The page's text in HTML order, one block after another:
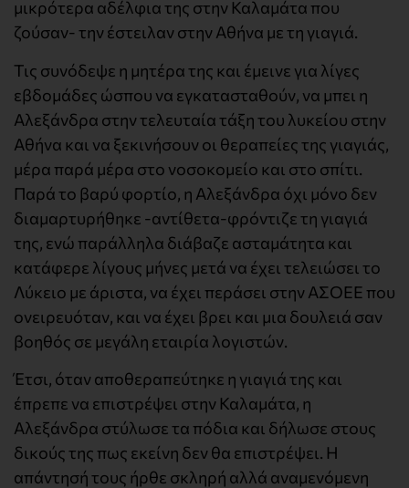
μικρότερα αδέλφια της στην Καλαμάτα που
ζούσαν- την έστειλαν στην Αθήνα με τη γιαγιά.
Τις συνόδεψε η μητέρα της και έμεινε για λίγες
εβδομάδες ώσπου να εγκατασταθούν, να μπει η
Αλεξάνδρα στην τελευταία τάξη του λυκείου στην
Αθήνα και να ξεκινήσουν οι θεραπείες της γιαγιάς,
μέρα παρά μέρα στο νοσοκομείο και στο σπίτι.
Παρά το βαρύ φορτίο, η Αλεξάνδρα όχι μόνο δεν
διαμαρτυρήθηκε -αντίθετα-φρόντιζε τη γιαγιά
της, ενώ παράλληλα διάβαζε ασταμάτητα και
κατάφερε λίγους μήνες μετά να έχει τελειώσει το
Λύκειο με άριστα, να έχει περάσει στην ΑΣΟΕΕ που
ονειρευόταν, και να έχει βρει και μια δουλειά σαν
βοηθός σε μεγάλη εταιρία λογιστών.
Έτσι, όταν αποθεραπεύτηκε η γιαγιά της και
έπρεπε να επιστρέψει στην Καλαμάτα, η
Αλεξάνδρα στύλωσε τα πόδια και δήλωσε στους
δικούς της πως εκείνη δεν θα επιστρέψει. Η
απάντησή τους ήρθε σκληρή αλλά αναμενόμενη